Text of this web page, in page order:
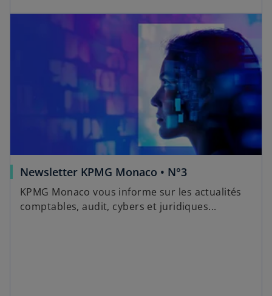
Newsletter KPMG Monaco • N°3
KPMG Monaco vous informe sur les actualités
comptables, audit, cybers et juridiques...